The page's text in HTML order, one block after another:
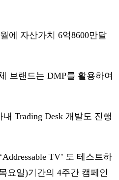
에 자산가치 6억8600만달
브랜드는 DMP를 활용하여
Trading Desk 개발도 진행
TV’ 도 테스트하
요일)기간의 4주간 캠페인